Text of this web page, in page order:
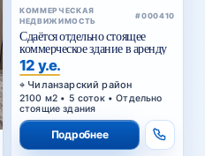
КОММЕРЧЕСКАЯ
НЕДВИЖИМОСТЬ
#000410
Сдаётся отдельно стоящее
коммерческое здание в аренду
12 у.е.
Чиланзарский район
2100 м2 • 5 соток • Отдельно
стоящие здания
Подробнее